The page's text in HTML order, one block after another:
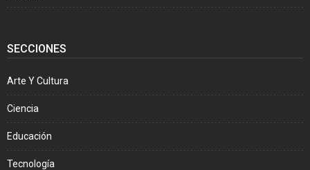
SECCIONES
Arte Y Cultura
Ciencia
Educación
Tecnología